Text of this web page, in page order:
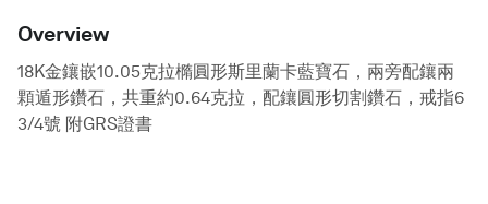
Overview
18K金鑲嵌10.05克拉橢圓形斯里蘭卡藍寶石，兩旁配鑲兩
顆遁形鑽石，共重約0.64克拉，配鑲圓形切割鑽石，戒指6
3/4號 附GRS證書